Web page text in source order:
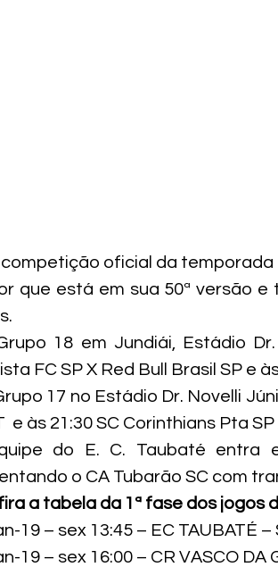
competição oficial da temporada
que está em sua 50ª versão
18 em Jundiái, Estádio
FC SP X Red Bull Brasil SP e
17 no Estádio Dr. Novelli
e às 21:30 SC Corinthians Pta
do E. C. Taubaté entra
o CA Tubarão SC com
a tabela da 1ª fase dos jogos
19 – sex 13:45 – EC TAUBATÉ
19 – sex 16:00 – CR VASCO DA